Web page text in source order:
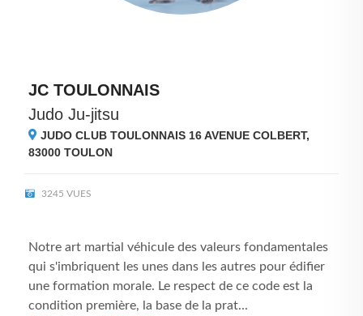
JC TOULONNAIS
Judo Ju-jitsu
JUDO CLUB TOULONNAIS 16 AVENUE COLBERT,
83000 TOULON
3245 VUES
Notre art martial véhicule des valeurs fondamentales
qui s'imbriquent les unes dans les autres pour édifier
une formation morale. Le respect de ce code est la
condition première, la base de la prat...